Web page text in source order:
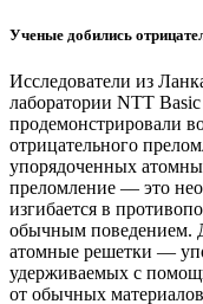
Ученые добились
Исследователи из
лаборатории NTT
продемонстрировали
отрицательного
упорядоченных
преломление — это
изгибается в
обычным поведением.
атомные решетки —
удерживаемых с
от обычных